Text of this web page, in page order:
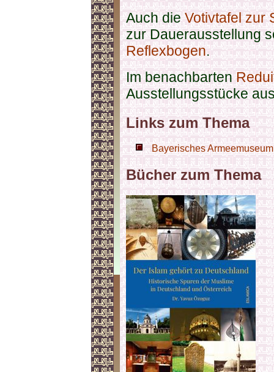
Auch dieVotivtafel zur
zur Dauerausstellung
Reflexbogen.
Im benachbarten
Ausstellungsstücke
Links zum Thema
Bayerisches
Bücher zum Thema